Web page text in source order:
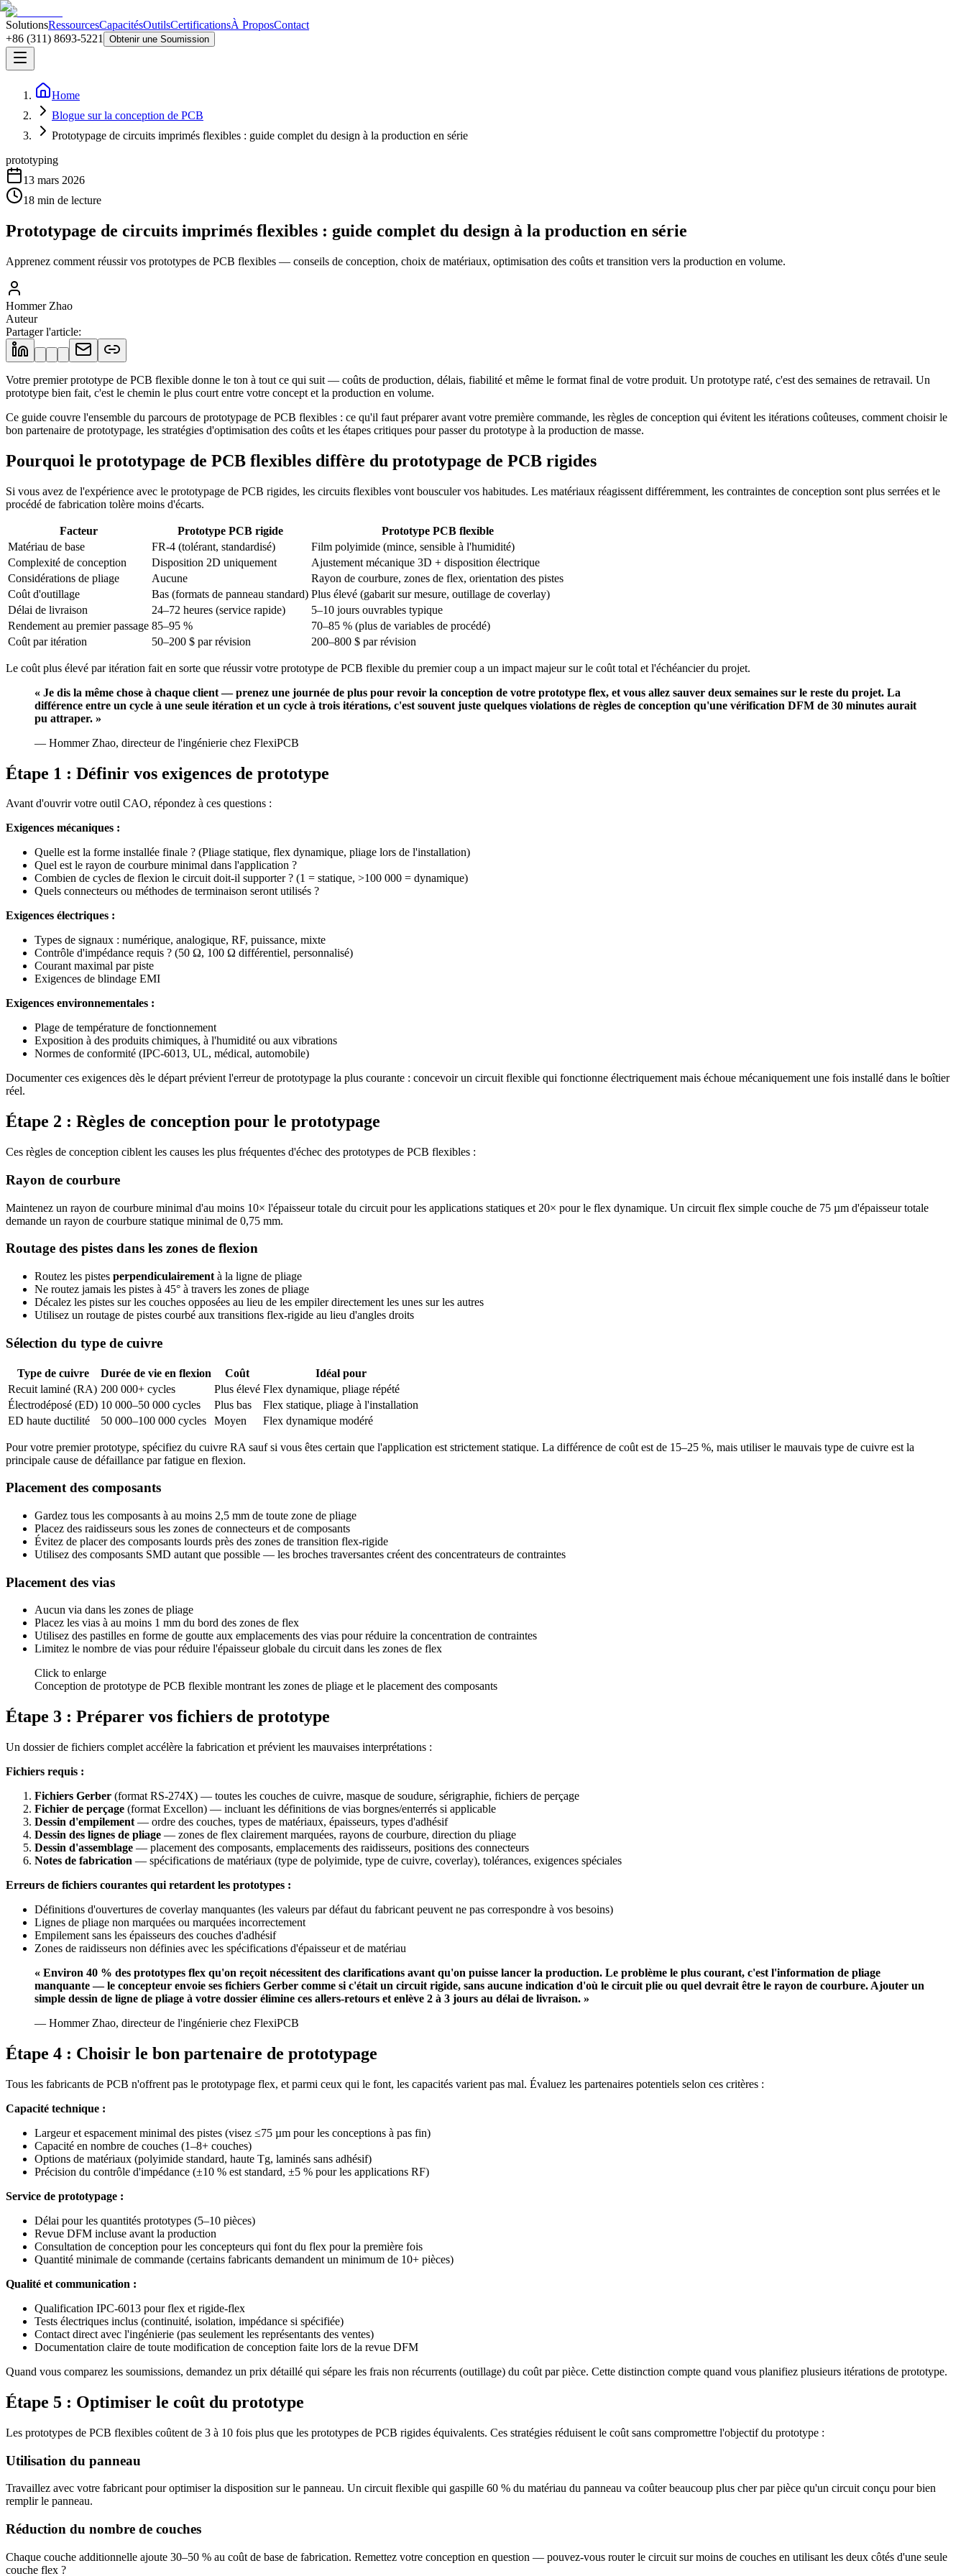
SolutionsRessourcesCapacitésOutilsCertificationsÀ ProposContact
+86 (311) 8693-5221
Obtenir une Soumission
Home
Blogue sur la conception de PCB
Prototypage de circuits imprimés flexibles : guide complet du design à la production en série
prototyping
13 mars 2026
18 min de lecture
Prototypage de circuits imprimés flexibles : guide complet du design à la production en série
Apprenez comment réussir vos prototypes de PCB flexibles — conseils de conception, choix de matériaux, optimisation des coûts et transition vers la production en volume.
Hommer Zhao
Auteur
Partager l'article:
Votre premier prototype de PCB flexible donne le ton à tout ce qui suit — coûts de production, délais, fiabilité et même le format final de votre produit. Un prototype raté, c'est des semaines de retravail. Un
prototype bien fait, c'est le chemin le plus court entre votre concept et la production en volume.
Ce guide couvre l'ensemble du parcours de prototypage de PCB flexibles : ce qu'il faut préparer avant votre première commande, les règles de conception qui évitent les itérations coûteuses, comment choisir le
bon partenaire de prototypage, les stratégies d'optimisation des coûts et les étapes critiques pour passer du prototype à la production de masse.
Pourquoi le prototypage de PCB flexibles diffère du prototypage de PCB rigides
Si vous avez de l'expérience avec le prototypage de PCB rigides, les circuits flexibles vont bousculer vos habitudes. Les matériaux réagissent différemment, les contraintes de conception sont plus serrées et le
procédé de fabrication tolère moins d'écarts.
Facteur Prototype PCB rigide
Prototype PCB flexible
Matériau de base
FR-4 (tolérant, standardisé)
Film polyimide (mince, sensible à l'humidité)
Complexité de conception
Disposition 2D uniquement
Ajustement mécanique 3D + disposition électrique
Considérations de pliage
Aucune
Rayon de courbure, zones de flex, orientation des pistes
Coût d'outillage
Bas (formats de panneau standard) Plus élevé (gabarit sur mesure, outillage de coverlay)
Délai de livraison
24–72 heures (service rapide)
5–10 jours ouvrables typique
Rendement au premier passage 85–95 %
70–85 % (plus de variables de procédé)
Coût par itération
50–200 $ par révision 200–800 $ par révision
Le coût plus élevé par itération fait en sorte que réussir votre prototype de PCB flexible du premier coup a un impact majeur sur le coût total et l'échéancier du projet.
« Je dis la même chose à chaque client — prenez une journée de plus pour revoir la conception de votre prototype flex, et vous allez sauver deux semaines sur le reste du projet. La
différence entre un cycle à une seule itération et un cycle à trois itérations, c'est souvent juste quelques violations de règles de conception qu'une vérification DFM de 30 minutes aurait
pu attraper. »
— Hommer Zhao, directeur de l'ingénierie chez FlexiPCB
Étape 1 : Définir vos exigences de prototype
Avant d'ouvrir votre outil CAO, répondez à ces questions :
Exigences mécaniques :
Quelle est la forme installée finale ? (Pliage statique, flex dynamique, pliage lors de l'installation)
Quel est le rayon de courbure minimal dans l'application ?
Combien de cycles de flexion le circuit doit-il supporter ? (1 = statique, >100 000 = dynamique)
Quels connecteurs ou méthodes de terminaison seront utilisés ?
Exigences électriques :
Types de signaux : numérique, analogique, RF, puissance, mixte
Contrôle d'impédance requis ? (50 Ω, 100 Ω différentiel, personnalisé)
Courant maximal par piste
Exigences de blindage EMI
Exigences environnementales :
Plage de température de fonctionnement
Exposition à des produits chimiques, à l'humidité ou aux vibrations
Normes de conformité (IPC-6013, UL, médical, automobile)
Documenter ces exigences dès le départ prévient l'erreur de prototypage la plus courante : concevoir un circuit flexible qui fonctionne électriquement mais échoue mécaniquement une fois installé dans le boîtier
réel.
Étape 2 : Règles de conception pour le prototypage
Ces règles de conception ciblent les causes les plus fréquentes d'échec des prototypes de PCB flexibles :
Rayon de courbure
Maintenez un rayon de courbure minimal d'au moins 10× l'épaisseur totale du circuit pour les applications statiques et 20× pour le flex dynamique. Un circuit flex simple couche de 75 µm d'épaisseur totale
demande un rayon de courbure statique minimal de 0,75 mm.
Routage des pistes dans les zones de flexion
Routez les pistes perpendiculairement à la ligne de pliage
Ne routez jamais les pistes à 45° à travers les zones de pliage
Décalez les pistes sur les couches opposées au lieu de les empiler directement les unes sur les autres
Utilisez un routage de pistes courbé aux transitions flex-rigide au lieu d'angles droits
Sélection du type de cuivre
Type de cuivre Durée de vie en flexion Coût
Idéal pour
Recuit laminé (RA) 200 000+ cycles Plus élevé Flex dynamique, pliage répété
Électrodéposé (ED) 10 000–50 000 cycles Plus bas
Flex statique, pliage à l'installation
ED haute ductilité
50 000–100 000 cycles Moyen Flex dynamique modéré
Pour votre premier prototype, spécifiez du cuivre RA sauf si vous êtes certain que l'application est strictement statique. La différence de coût est de 15–25 %, mais utiliser le mauvais type de cuivre est la
principale cause de défaillance par fatigue en flexion.
Placement des composants
Gardez tous les composants à au moins 2,5 mm de toute zone de pliage
Placez des raidisseurs sous les zones de connecteurs et de composants
Évitez de placer des composants lourds près des zones de transition flex-rigide
Utilisez des composants SMD autant que possible — les broches traversantes créent des concentrateurs de contraintes
Placement des vias
Aucun via dans les zones de pliage
Placez les vias à au moins 1 mm du bord des zones de flex
Utilisez des pastilles en forme de goutte aux emplacements des vias pour réduire la concentration de contraintes
Limitez le nombre de vias pour réduire l'épaisseur globale du circuit dans les zones de flex
Click to enlarge
Conception de prototype de PCB flexible montrant les zones de pliage et le placement des composants
Étape 3 : Préparer vos fichiers de prototype
Un dossier de fichiers complet accélère la fabrication et prévient les mauvaises interprétations :
Fichiers requis :
Fichiers Gerber (format RS-274X) — toutes les couches de cuivre, masque de soudure, sérigraphie, fichiers de perçage
Fichier de perçage (format Excellon) — incluant les définitions de vias borgnes/enterrés si applicable
Dessin d'empilement — ordre des couches, types de matériaux, épaisseurs, types d'adhésif
Dessin des lignes de pliage — zones de flex clairement marquées, rayons de courbure, direction du pliage
Dessin d'assemblage — placement des composants, emplacements des raidisseurs, positions des connecteurs
Notes de fabrication — spécifications de matériaux (type de polyimide, type de cuivre, coverlay), tolérances, exigences spéciales
Erreurs de fichiers courantes qui retardent les prototypes :
Définitions d'ouvertures de coverlay manquantes (les valeurs par défaut du fabricant peuvent ne pas correspondre à vos besoins)
Lignes de pliage non marquées ou marquées incorrectement
Empilement sans les épaisseurs des couches d'adhésif
Zones de raidisseurs non définies avec les spécifications d'épaisseur et de matériau
« Environ 40 % des prototypes flex qu'on reçoit nécessitent des clarifications avant qu'on puisse lancer la production. Le problème le plus courant, c'est l'information de pliage
manquante — le concepteur envoie ses fichiers Gerber comme si c'était un circuit rigide, sans aucune indication d'où le circuit plie ou quel devrait être le rayon de courbure. Ajouter un
simple dessin de ligne de pliage à votre dossier élimine ces allers-retours et enlève 2 à 3 jours au délai de livraison. »
— Hommer Zhao, directeur de l'ingénierie chez FlexiPCB
Étape 4 : Choisir le bon partenaire de prototypage
Tous les fabricants de PCB n'offrent pas le prototypage flex, et parmi ceux qui le font, les capacités varient pas mal. Évaluez les partenaires potentiels selon ces critères :
Capacité technique :
Largeur et espacement minimal des pistes (visez ≤75 µm pour les conceptions à pas fin)
Capacité en nombre de couches (1–8+ couches)
Options de matériaux (polyimide standard, haute Tg, laminés sans adhésif)
Précision du contrôle d'impédance (±10 % est standard, ±5 % pour les applications RF)
Service de prototypage :
Délai pour les quantités prototypes (5–10 pièces)
Revue DFM incluse avant la production
Consultation de conception pour les concepteurs qui font du flex pour la première fois
Quantité minimale de commande (certains fabricants demandent un minimum de 10+ pièces)
Qualité et communication :
Qualification IPC-6013 pour flex et rigide-flex
Tests électriques inclus (continuité, isolation, impédance si spécifiée)
Contact direct avec l'ingénierie (pas seulement les représentants des ventes)
Documentation claire de toute modification de conception faite lors de la revue DFM
Quand vous comparez les soumissions, demandez un prix détaillé qui sépare les frais non récurrents (outillage) du coût par pièce. Cette distinction compte quand vous planifiez plusieurs itérations de prototype.
Étape 5 : Optimiser le coût du prototype
Les prototypes de PCB flexibles coûtent de 3 à 10 fois plus que les prototypes de PCB rigides équivalents. Ces stratégies réduisent le coût sans compromettre l'objectif du prototype :
Utilisation du panneau
Travaillez avec votre fabricant pour optimiser la disposition sur le panneau. Un circuit flexible qui gaspille 60 % du matériau du panneau va coûter beaucoup plus cher par pièce qu'un circuit conçu pour bien
remplir le panneau.
Réduction du nombre de couches
Chaque couche additionnelle ajoute 30–50 % au coût de base de fabrication. Remettez votre conception en question — pouvez-vous router le circuit sur moins de couches en utilisant les deux côtés d'une seule
couche flex ?